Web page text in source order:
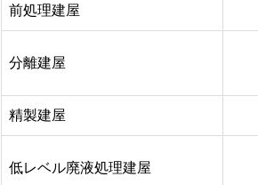
前処理建屋
分離建屋
精製建屋
低レベル廃液処理建屋